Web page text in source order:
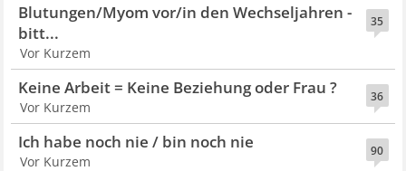
35
Blutungen/Myom vor/in den Wechseljahren -
bitt...
Vor Kurzem
36
Keine Arbeit = Keine Beziehung oder Frau ?
Vor Kurzem
90
Ich habe noch nie / bin noch nie
Vor Kurzem